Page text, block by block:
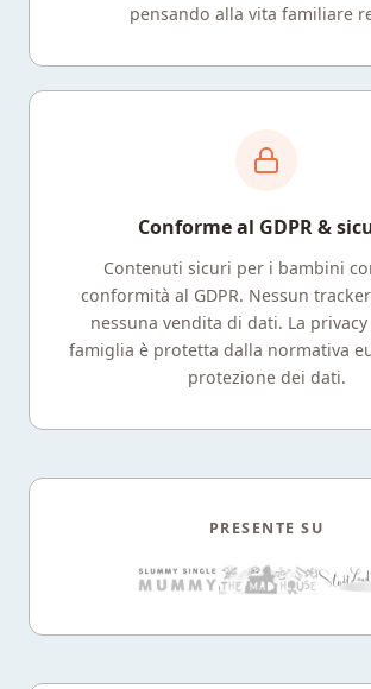
pensando alla vita familiare
Conforme al GDPR &
Contenuti sicuri per i bambini
conformità al GDPR. Nessun
nessuna vendita di dati. La
famiglia è protetta dalla normativa
protezione dei dati.
PRESENTE SU